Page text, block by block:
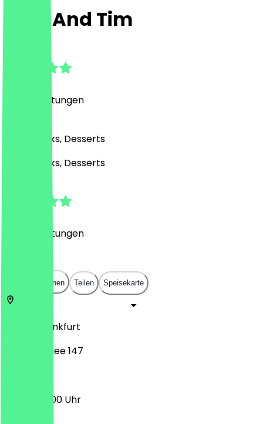
Paul And Tim
Bewertungen
Café, Drinks, Desserts
Café, Drinks, Desserts
Bewertungen
In App öffnen Teilen Speisekarte
Frankfurt
Europa-Allee 147
08:00 - 17:00 Uhr